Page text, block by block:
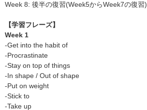
Week 8: 後半の復習(Week5からWeek7の復習)
【学習フレーズ】
Week 1
-Get into the habit of
-Procrastinate
-Stay on top of things
-In shape / Out of shape
-Put on weight
-Stick to
-Take up